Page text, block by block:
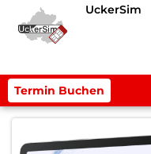
UckerSim
Termin Buchen